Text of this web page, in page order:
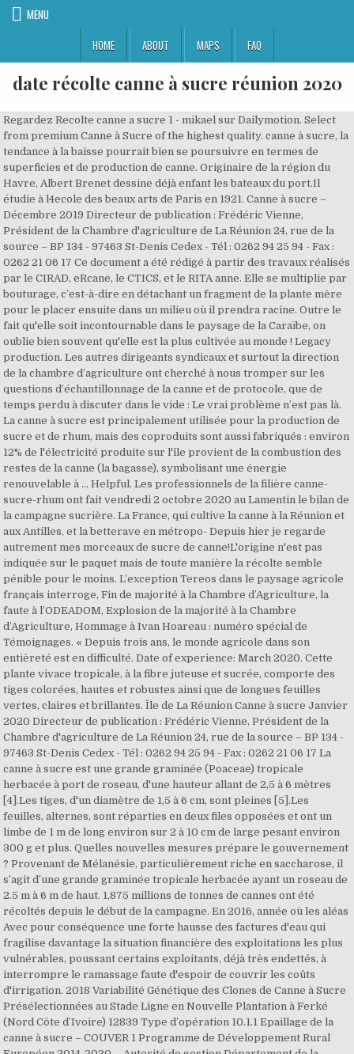
MENU
HOME
ABOUT MAPS FAQ
date récolte canne à sucre réunion 2020
Regardez Recolte canne a sucre 1 - mikael sur Dailymotion. Select from premium Canne à Sucre of the highest quality. canne à sucre, la tendance à la baisse pourrait bien se poursuivre en termes de superficies et de production de canne. Originaire de la région du Havre, Albert Brenet dessine déjà enfant les bateaux du port.Il étudie à l4ecole des beaux arts de Paris en 1921. Canne à sucre – Décembre 2019 Directeur de publication : Frédéric Vienne, Président de la Chambre d'agriculture de La Réunion 24, rue de la source – BP 134 - 97463 St-Denis Cedex - Tél : 0262 94 25 94 - Fax : 0262 21 06 17 Ce document a été rédigé à partir des travaux réalisés par le CIRAD, eRcane, le CTICS, et le RITA anne. Elle se multiplie par bouturage, c’est-à-dire en détachant un fragment de la plante mère pour le placer ensuite dans un milieu où il prendra racine. Outre le fait qu'elle soit incontournable dans le paysage de la Caraïbe, on oublie bien souvent qu'elle est la plus cultivée au monde ! Legacy production. Les autres dirigeants syndicaux et surtout la direction de la chambre d’agriculture ont cherché à nous tromper sur les questions d’échantillonnage de la canne et de protocole, que de temps perdu à discuter dans le vide : Le vrai problème n’est pas là. La canne à sucre est principalement utilisée pour la production de sucre et de rhum, mais des coproduits sont aussi fabriqués : environ 12% de l'électricité produite sur l'île provient de la combustion des restes de la canne (la bagasse), symbolisant une énergie renouvelable à … Helpful. Les professionnels de la filière canne-sucre-rhum ont fait vendredi 2 octobre 2020 au Lamentin le bilan de la campagne sucrière. La France, qui cultive la canne à la Réunion et aux Antilles, et la betterave en métropo- Depuis hier je regarde autrement mes morceaux de sucre de canne!L'origine n'est pas indiquée sur le paquet mais de toute manière la récolte semble pénible pour le moins. L’exception Tereos dans le paysage agricole français interroge, Fin de majorité à la Chambre d’Agriculture, la faute à l’ODEADOM, Explosion de la majorité à la Chambre d’Agriculture, Hommage à Ivan Hoareau : numéro spécial de Témoignages. « Depuis trois ans, le monde agricole dans son entièreté est en difficulté. Date of experience: March 2020. Cette plante vivace tropicale, à la fibre juteuse et sucrée, comporte des tiges colorées, hautes et robustes ainsi que de longues feuilles vertes, claires et brillantes. Île de La Réunion Canne à sucre Janvier 2020 Directeur de publication : Frédéric Vienne, Président de la Chambre d'agriculture de La Réunion 24, rue de la source – BP 134 - 97463 St-Denis Cedex - Tél : 0262 94 25 94 - Fax : 0262 21 06 17 La canne à sucre est une grande graminée (Poaceae) tropicale herbacée à port de roseau, d'une hauteur allant de 2,5 à 6 mètres [4].Les tiges, d'un diamètre de 1,5 à 6 cm, sont pleines [5].Les feuilles, alternes, sont réparties en deux files opposées et ont un limbe de 1 m de long environ sur 2 à 10 cm de large pesant environ 300 g et plus. Quelles nouvelles mesures prépare le gouvernement ? Provenant de Mélanésie, particulièrement riche en saccharose, il s’agit d’une grande graminée tropicale herbacée ayant un roseau de 2.5 m à 6 m de haut. 1,875 millions de tonnes de cannes ont été récoltés depuis le début de la campagne. En 2016, année où les aléas Avec pour conséquence une forte hausse des factures d'eau qui fragilise davantage la situation financière des exploitations les plus vulnérables, poussant certains exploitants, déjà très endettés, à interrompre le ramassage faute d'espoir de couvrir les coûts d'irrigation. 2018 Variabilité Génétique des Clones de Canne à Sucre Présélectionnées au Stade Ligne en Nouvelle Plantation à Ferké (Nord Côte d’Ivoire) 12839 Type d’opération 10.1.1 Epaillage de la canne à sucre – COUVER 1 Programme de Développement Rural Européen 2014-2020 ... Autorité de gestion Département de la Réunion Service instructeur Direction de l'Alimentation, de l ... feuilles vertes et bouts blancs de canne à la récolte. Mais la lourde sécheresse de ces derniers mois a particulièrement touché les planteurs qui sont hors d'atteinte des canaux d'irrigation. D'autres cultures, comme les pommes de terre, sont elles aussi affectées par la sécheresse. Les tonnages bailleurs ne sont pas éligibles aux aides de l’Etat. La culture de canne à sucre structure la vie économique et sociale de La Réunion depuis deux siècles. (ISO) L’agence gouvernementale Abares, prévoit des exportations 2020/21 à 3,75 Mt pour une produc-tion de 4,4 Mt (ABARES). Les syndicats agricoles demandent la reconnaissance de l'état de calamité agricole ainsi que des aides financières. Car le sucrier et eRcane n’ont cessés de produire des cannes de plus en plus fibreuses pour optimiser les performances de l’industriel, et produire plus d’énergie avec nos cannes. Maigre compensation, la richesse saccharine du cru 2020, c'est-à-dire la concentration en sucre dans la canne, a augmenté de 0,5 %. Les planteurs réunionnais ont mis fin à leur mouvement de grève après l'annonce d'une aide de l'Etat de 11 millions de francs Messages juillet 2018 > Coupe de la canne à sucre. Depuis les débuts du peuplement, à partir de 1663, le colon s'est débrouillé pour se procurer des plants de cannes à sucre, pas pour le sucre, il ne maîtrise pas encore le procédé de fabrication mais pour faire de la raque ou du flangourin, les deux nom désignant le rhum clandestin de Bourbon. - la recette bagasse énergie : une partie prévue cette semaine également pour les cannes livrées avant le 30 Octobre. Les syndicats agricoles réunionnais ont donc demandé la reconnaissance de l'état de calamité agricole et diverses aides pour les agriculteurs, telles que la prolongation jusqu'à la fin de l'année d'un dispositif pour s'équiper en citernes ou plan d'action pour installer des retenues collinaires comme au Tampon. On Réunion Island, the sugar industry plays an important role in the agricultural sector, not only in terms of production and export revenue, but also in regard to the number of people it employs. production de sucre de l'ordre de 9 000 T a traité environ 80 000 T/an au cours des 5 dernières années. Comment évolue la situation sanitaire ? Plus le taux de fibre est fort et moins nous sommes payés par tonne de cannes, alors que l’industriel tire toujours la même quantité de sucre de nos canne et qu’il valorise notre fibre en énergie. [LA RÉUNION] Opération spéciale véhicules utilitaires Volkswagen à partir de 199 euros* CHEZ COTRANS AUTOMOBILES [LA RÉUNION] VOTRE L200 MITSUBISHI À PARTIR DE 383€ HT/MOIS* CHEZ COTRANS AUTOMOBILES; Votre contrat de location en 1 clic avec LA SIGNATURE ELECTRONIQUE Propositions pour un projet de recherche. Regardez Recolte canne a sucre 2 - mikael sur Dailymotion. La récolte s’étale sur plusieurs mois (de février à juin aux Antilles, de septembre à novembre à la Réunion). BestRegards FromFar wrote a review Feb 2019. ... après le passage de 3 tempêtes sur la Réunion. La surface agricole plantée en canne à sucre représente plus de 13 000 ha. La réunion du conseil de surveillance, qui devait procéder le 15 décembre à l’élection du nouveau président du conseil, a été reportée au 18 Décembre 2020. « Dann nout zassyète la santé épi la maladi lé mélanzé », Invasion du Capitole : « Révolution orange » et nouveau Maidan à Washington. Type d’opération 10.1.1 Epaillage de la canne à sucre – COUVER 1 Programme de Développement Rural ... feuilles vertes et bouts blancs de canne à la récolte. La varyété komère sé kékshoz nou la bien bézoin ! - le solde de fin campagne de récolte (y compris la prime à la tonne de canne) prévu pour cette semaine. Selon le cabinet de conseil local Canaplan, la récolte de canne à sucre 2020/21 dans le Centre - Au bout du compte, les exploitants de champs de canne à sucre pourraient ainsi recevoir jusqu'à 300 euros par tonne récoltée. Avec une production de canne de 680 000 tonnes/an, une production de sucre de 60 000 tonnes/an et plus de 80 000 Hl d’alcool pur de rhum produits chaque année, on mesure toute l’importance de la filière canne, sucre et rhum qui emploie plus de 10 000 personnes en Guadeloupe. Sucre bio à La Réunion : combien et quand sera payé le planteur de canne à sucre ? En cette fin d’année qui approche et avec les fêtes de fin d’année qui s’annoncent , je souhaite à tous les agriculteurs de la Réunion, une bonne fin de campagne sucrière calme et prospère en famille, et nous prenons date ensemble pour les combats futurs et l’augmentation du revenu de nos agriculteurs. L’usine du GOL ferme aujourd’hui et nous aurons récolté moins de 1 600 000 tonnes de canne, alors que nous avons connu des campagnes sucrières avec 1 800 000 tonne de cannes et voire plus. La campagne sucrière 2020 est une des plus mauvaises campagnes de ces 10 dernières années. La récolte est de plus en plus mécanisée sous l’effet conjugué : METTRE EN PLACE DES SOLUTIONS POUR LUTTER CONTRE LA SECHERESSE ET LES EFFETS DU CHANGEMENT CLIMATIQUE. Béhou et al, J. Appl. Sur une base prévisionnelle de 280 000 tonne Emploi : Coupeur canne sucre à La Réunion • Recherche parmi 578.000+ offres d'emploi en cours • Rapide & Gratuit • Temps plein, temporaire et à temps partiel • Meilleurs employeurs à La Réunion • Emploi: Coupeur canne sucre - facile à trouver ! Il pésente l’ensemle des pratiques, obligations et préconisations validées pa l’État et le comité paritaire interprofessionnel de la canne et du sucre de La Réunion pour la culture de la canne à sucre à La Réunion. Biosci. Camarades, mes amis, je vous le dit si la canne n’est pas mieux payée, nous continuerons à voir des planteurs arrêter de faire de la canne, et les jeunes ne prendront pas la relève si le prix payé par l’usinier n’est pas plus attractif. Following the 1994 Rwandan genocide, the new RPF government divested Kabuye Sugar Works, the only sugar factory in the country to the Madhvani Group of Uganda, in exchange for US$1.5 million. The dif